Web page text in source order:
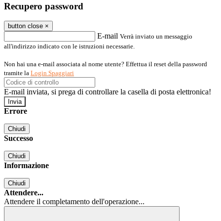
Recupero password
button close ×
E-mail Verrà inviato un messaggio
all'indirizzo indicato con le istruzioni necessarie.
Non hai una e-mail associata al nome utente? Effettua il reset della password
tramite la Login Spaggiari
E-mail inviata, si prega di controllare la casella di posta elettronica!
Errore
Chiudi
Successo
Chiudi
Informazione
Chiudi
Attendere...
Attendere il completamento dell'operazione...